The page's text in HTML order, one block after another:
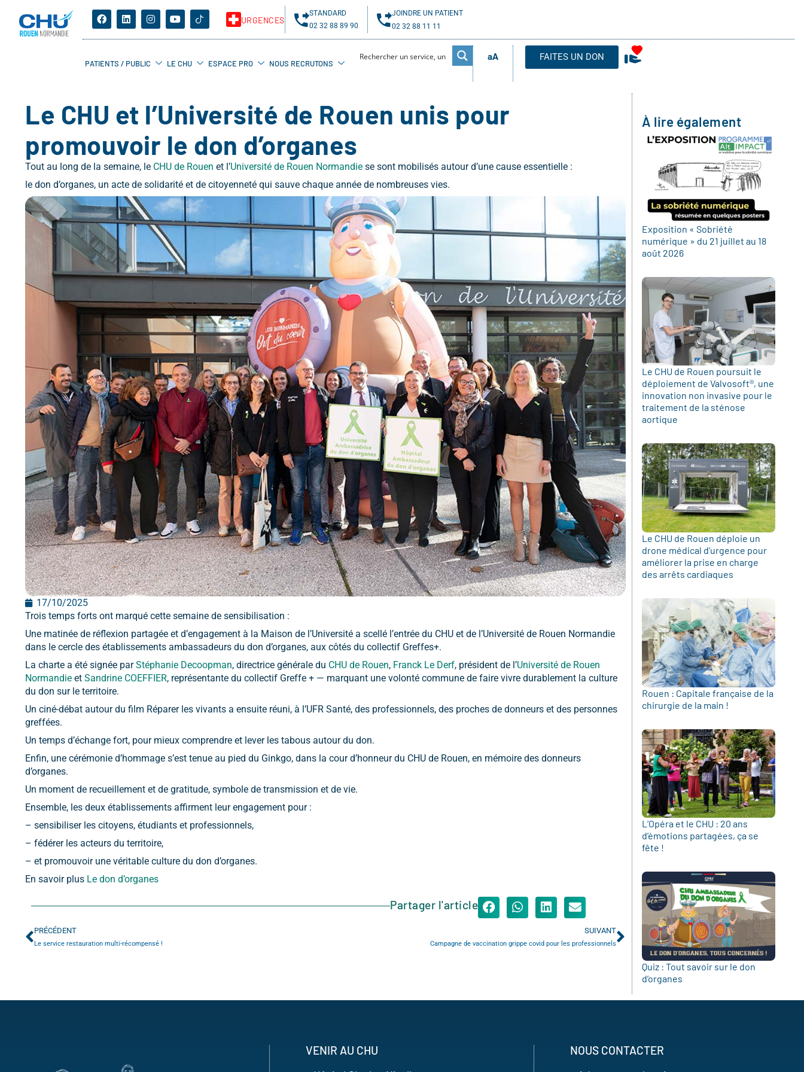
URGENCES
STANDARD
02 32 88 89 90
JOINDRE UN PATIENT
02 32 88 11 11
PATIENTS / PUBLIC LE CHU ESPACE PRO NOUS RECRUTONS
aA FAITES UN DON
Le CHU et l’Université de Rouen unis pour
promouvoir le don d’organes
Tout au long de la semaine, le CHU de Rouen et l’Université de Rouen Normandie se sont mobilisés autour d’une cause essentielle :
le don d’organes, un acte de solidarité et de citoyenneté qui sauve chaque année de nombreuses vies.
17/10/2025
Trois temps forts ont marqué cette semaine de sensibilisation :
Une matinée de réflexion partagée et d’engagement à la Maison de l’Université a scellé l’entrée du CHU et de l’Université de Rouen Normandie
dans le cercle des établissements ambassadeurs du don d’organes, aux côtés du collectif Greffes+.
La charte a été signée parStéphanie Decoopman, directrice générale du CHU de Rouen, Franck Le Derf, président de l’Université de Rouen
Normandie et Sandrine COEFFIER, représentante du collectif Greffe + — marquant une volonté commune de faire vivre durablement la culture
du don sur le territoire.
Un ciné-débat autour du film Réparer les vivants a ensuite réuni, à l’UFR Santé, des professionnels, des proches de donneurs et des personnes
greffées.
Un temps d’échange fort, pour mieux comprendre et lever les tabous autour du don.
Enfin, une cérémonie d’hommage s’est tenue au pied du Ginkgo, dans la cour d’honneur du CHU de Rouen, en mémoire des donneurs
d’organes.
Un moment de recueillement et de gratitude, symbole de transmission et de vie.
Ensemble, les deux établissements affirment leur engagement pour :
– sensibiliser les citoyens, étudiants et professionnels,
– fédérer les acteurs du territoire,
– et promouvoir une véritable culture du don d’organes.
En savoir plus Le don d’organes
Partager l'article
PRÉCÉDENT
Le service restauration multi-récompensé !
SUIVANT
Campagne de vaccination grippe covid pour les professionnels
À lire également
Exposition « Sobriété
numérique » du 21 juillet au 18
août 2026
Le CHU de Rouen poursuit le
déploiement de Valvosoft®, une
innovation non invasive pour le
traitement de la sténose
aortique
Le CHU de Rouen déploie un
drone médical d’urgence pour
améliorer la prise en charge
des arrêts cardiaques
Rouen : Capitale française de la
chirurgie de la main !
L’Opéra et le CHU : 20 ans
d’émotions partagées, ça se
fête !
Quiz : Tout savoir sur le don
d’organes
VENIR AU CHU NOUS CONTACTER